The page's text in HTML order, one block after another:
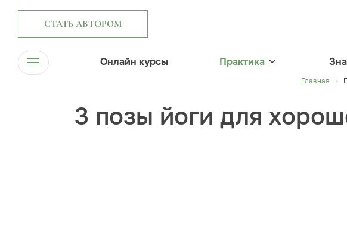
СТАТЬ АВТОРОМ
Онлайн курсы Практика
Главная
3 позы йоги для